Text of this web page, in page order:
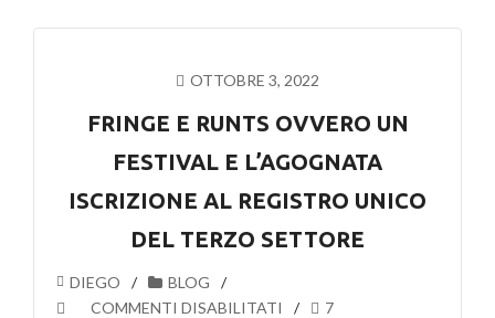
OTTOBRE 3, 2022
FRINGE E RUNTS OVVERO UN
FESTIVAL E L’AGOGNATA
ISCRIZIONE AL REGISTRO UNICO
DEL TERZO SETTORE
DIEGO
BLOG
COMMENTI DISABILITATI
SU
7